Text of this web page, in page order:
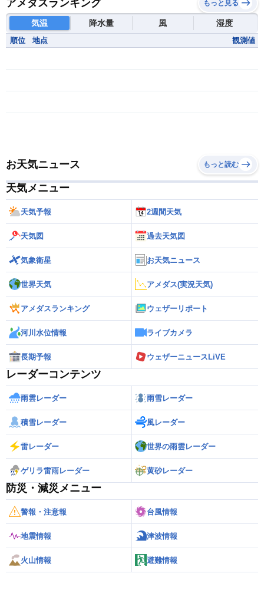
アメダスランキング もっと見る
気温 降水量 風 湿度
順位 地点 観測値
お天気ニュース もっと読む
天気メニュー
天気予報 2週間天気
天気図 過去天気図
気象衛星 お天気ニュース
世界天気 アメダス(実況天気)
アメダスランキング ウェザーリポート
河川水位情報 ライブカメラ
長期予報 ウェザーニュースLiVE
レーダーコンテンツ
雨雲レーダー 雨雪レーダー
積雪レーダー 風レーダー
雷レーダー 世界の雨雲レーダー
ゲリラ雷雨レーダー 黄砂レーダー
防災・減災メニュー
警報・注意報 台風情報
地震情報 津波情報
火山情報 避難情報